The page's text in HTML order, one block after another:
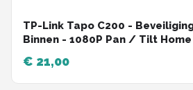
TP-Link Tapo C200 -
Binnen - 1080P Pan / Tilt
€ 21,00